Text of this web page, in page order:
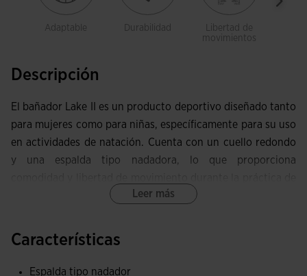
Adaptable Durabilidad
Libertad de
movimientos
Descripción
El bañador Lake II es un producto deportivo diseñado tanto
para mujeres como para niñas, específicamente para su uso
en actividades de natación. Cuenta con un cuello redondo
y una espalda tipo nadadora, lo que proporciona
que le otorgan características de adaptabilidad y
Leer más
Características
Espalda tipo nadador